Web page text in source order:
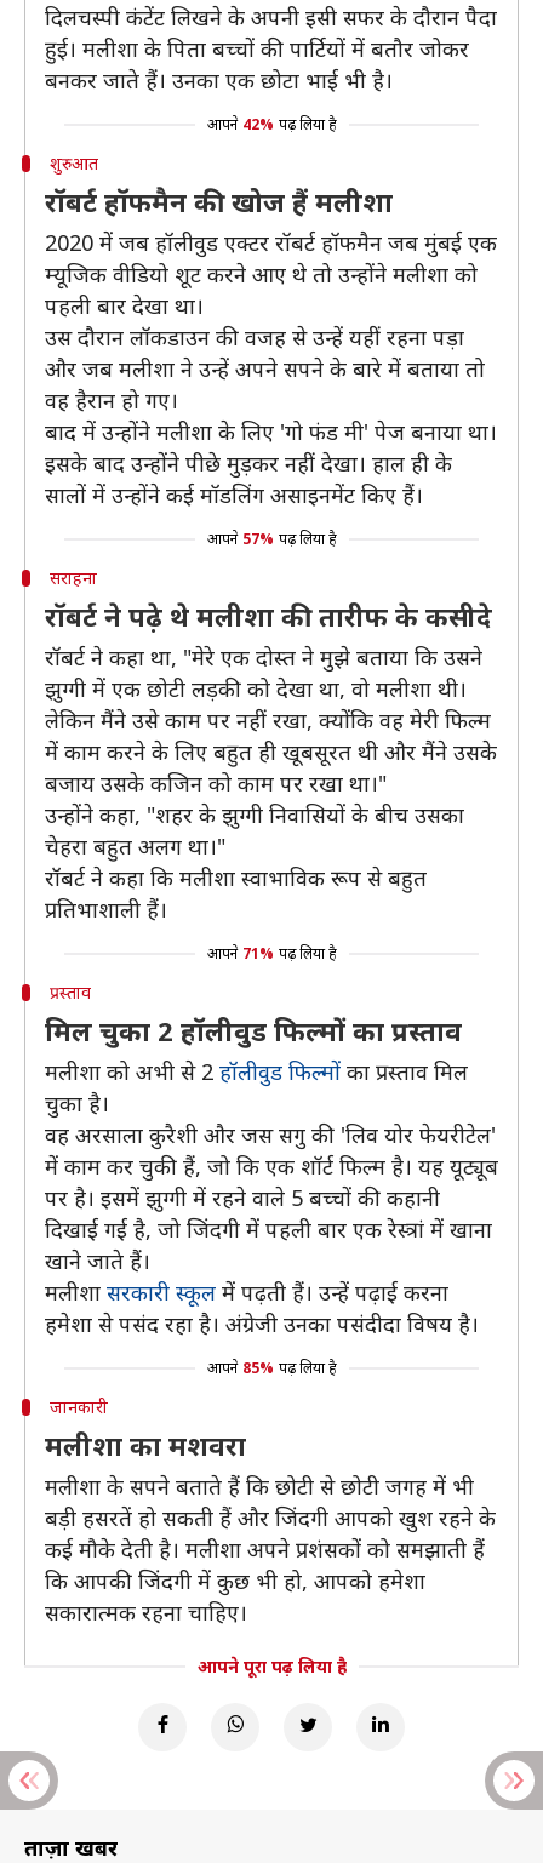
दिलचस्पी कंटेंट लिखने के अपनी इसी सफर के दौरान पैदा
हुई। मलीशा के पिता बच्चों की पार्टियों में बतौर जोकर
बनकर जाते हैं। उनका एक छोटा भाई भी है।
आपने 42% पढ़ लिया है
शुरुआत
रॉबर्ट हॉफमैन की खोज हैं मलीशा
2020 में जब हॉलीवुड एक्टर रॉबर्ट हॉफमैन जब मुंबई एक
म्यूजिक वीडियो शूट करने आए थे तो उन्होंने मलीशा को
पहली बार देखा था।
उस दौरान लॉकडाउन की वजह से उन्हें यहीं रहना पड़ा
और जब मलीशा ने उन्हें अपने सपने के बारे में बताया तो
वह हैरान हो गए।
बाद में उन्होंने मलीशा के लिए 'गो फंड मी' पेज बनाया था।
इसके बाद उन्होंने पीछे मुड़कर नहीं देखा। हाल ही के
सालों में उन्होंने कई मॉडलिंग असाइनमेंट किए हैं।
आपने 57% पढ़ लिया है
सराहना
रॉबर्ट ने पढ़े थे मलीशा की तारीफ के कसीदे
रॉबर्ट ने कहा था, "मेरे एक दोस्त ने मुझे बताया कि उसने
झुग्गी में एक छोटी लड़की को देखा था, वो मलीशा थी।
लेकिन मैंने उसे काम पर नहीं रखा, क्योंकि वह मेरी फिल्म
में काम करने के लिए बहुत ही खूबसूरत थी और मैंने उसके
बजाय उसके कजिन को काम पर रखा था।"
उन्होंने कहा, "शहर के झुग्गी निवासियों के बीच उसका
चेहरा बहुत अलग था।"
रॉबर्ट ने कहा कि मलीशा स्वाभाविक रूप से बहुत
प्रतिभाशाली हैं।
आपने 71% पढ़ लिया है
प्रस्ताव
मिल चुका 2 हॉलीवुड फिल्मों का प्रस्ताव
मलीशा को अभी से 2 हॉलीवुड फिल्मों का प्रस्ताव मिल
चुका है।
वह अरसाला कुरैशी और जस सगु की 'लिव योर फेयरीटेल'
में काम कर चुकी हैं, जो कि एक शॉर्ट फिल्म है। यह यूट्यूब
पर है। इसमें झुग्गी में रहने वाले 5 बच्चों की कहानी
दिखाई गई है, जो जिंदगी में पहली बार एक रेस्त्रां में खाना
खाने जाते हैं।
मलीशा सरकारी स्कूल में पढ़ती हैं। उन्हें पढ़ाई करना
हमेशा से पसंद रहा है। अंग्रेजी उनका पसंदीदा विषय है।
आपने 85% पढ़ लिया है
जानकारी
मलीशा का मशवरा
मलीशा के सपने बताते हैं कि छोटी से छोटी जगह में भी
बड़ी हसरतें हो सकती हैं और जिंदगी आपको खुश रहने के
कई मौके देती है। मलीशा अपने प्रशंसकों को समझाती हैं
कि आपकी जिंदगी में कुछ भी हो, आपको हमेशा
सकारात्मक रहना चाहिए।
आपने पूरा पढ़ लिया है
ताज़ा खबरें